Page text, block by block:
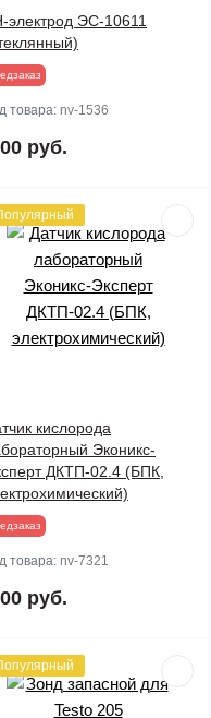
электрод ЭС-10611
товара: nv-1536
руб.
кислорода
Эконикс-
ДКТП-02.4 (БПК,
товара: nv-7321
руб.